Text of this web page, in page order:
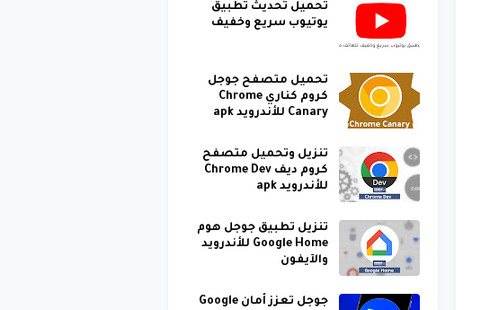
تحميل تحديث تطبيق
يوتيوب سريع وخفيف
تحميل متصفح جوجل
كروم كناري Chrome
Canary للأندرويد apk
تنزيل وتحميل متصفح
كروم ديف Chrome Dev
للأندرويد apk
تنزيل تطبيق جوجل هوم
Google Home للأندرويد
والآيفون
جوجل تعزز أمان Google